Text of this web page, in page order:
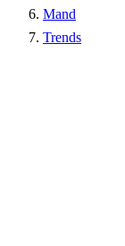
Mand
Trends